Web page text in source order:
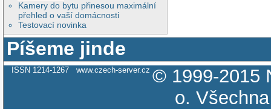
Kamery do bytu přinesou maximální
přehled o vaší domácnosti
Testovací novinka
Píšeme jinde
ISSN 1214-1267 www.czech-server.cz © 1999-2015
o.